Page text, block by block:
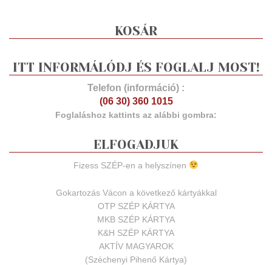
KOSÁR
ITT INFORMÁLÓDJ ÉS FOGLALJ MOST!
Telefon (információ) :
(06 30) 360 1015
Foglaláshoz kattints az alábbi gombra:
ELFOGADJUK
Fizess SZÉP-en a helyszínen
Gokartozás Vácon a következő kártyákkal
OTP SZÉP KÁRTYA
MKB SZÉP KÁRTYA
K&H SZÉP KÁRTYA
AKTÍV MAGYAROK
(Széchenyi Pihenő Kártya)